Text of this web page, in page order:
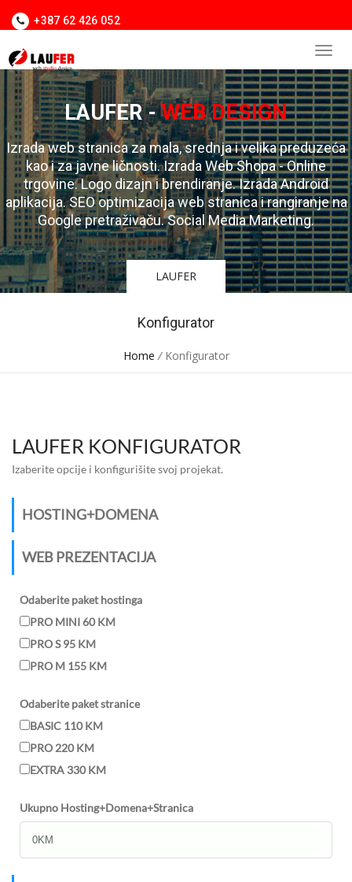
+387 62 426 052
LAUFER -WEB DESIGN
Izrada web stranica za mala, srednja i velika preduzeća
kao i za javne ličnosti. Izrada Web Shopa - Online
trgovine. Logo dizajn i brendiranje. Izrada Android
aplikacija. SEO optimizacija web stranica i rangiranje na
Google pretraživaču. Social Media Marketing.
LAUFER
Konfigurator
Home /Konfigurator
LAUFER KONFIGURATOR
Izaberite opcije i konfigurišite svoj projekat.
HOSTING+DOMENA
WEB PREZENTACIJA
Odaberite paket hostinga
PRO MINI 60 KM
PRO S 95 KM
PRO M 155 KM
Odaberite paket stranice
BASIC 110 KM
PRO 220 KM
EXTRA 330 KM
Ukupno Hosting+Domena+Stranica